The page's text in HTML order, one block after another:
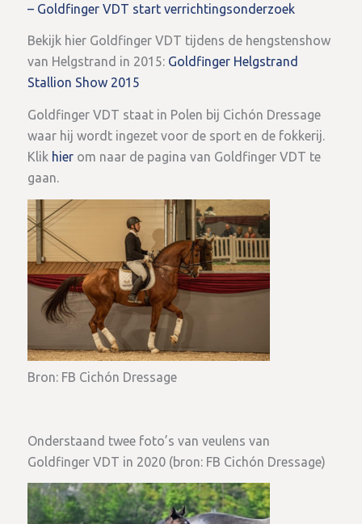
– Goldfinger VDT start verrichtingsonderzoek
Bekijk hier Goldfinger VDT tijdens de hengstenshow
van Helgstrand in 2015: Goldfinger Helgstrand
Stallion Show 2015
Goldfinger VDT staat in Polen bij Cichón Dressage
waar hij wordt ingezet voor de sport en de fokkerij.
Klik hierom naar de pagina van Goldfinger VDT te
gaan.
Bron: FB Cichón Dressage
Onderstaand twee foto’s van veulens van
Goldfinger VDT in 2020 (bron: FB Cichón Dressage)